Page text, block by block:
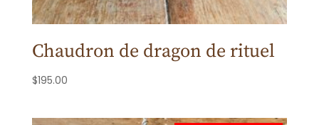
Chaudron de dragon de rituel
$195.00